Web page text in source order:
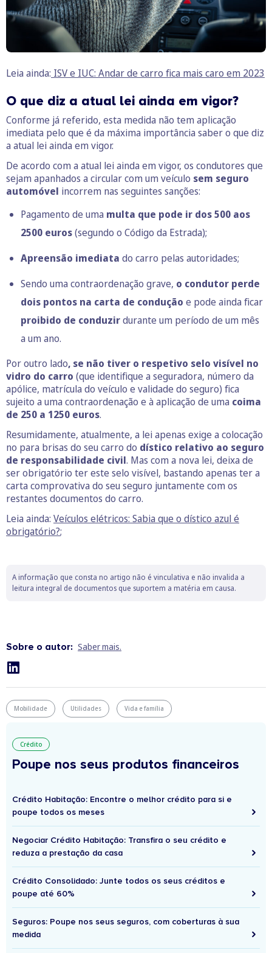
Leia ainda: ISV e IUC: Andar de carro fica mais caro em 2023
O que diz a atual lei ainda em vigor?
Conforme já referido, esta medida não tem aplicação
imediata pelo que é da máxima importância saber o que diz
a atual lei ainda em vigor.
De acordo com a atual lei ainda em vigor, os condutores que
sejam apanhados a circular com um veículo sem seguro
automóvel incorrem nas seguintes sanções:
Pagamento de uma multa que pode ir dos 500 aos
2500 euros(segundo o Código da Estrada);
Apreensão imediata do carro pelas autoridades;
Sendo uma contraordenação grave, o condutor perde
dois pontos na carta de condução e pode ainda ficar
proibido de conduzirdurante um período de um mês
a um ano.
Por outro lado, se não tiver o respetivo selo visível no
vidro do carro (que identifique a seguradora, número da
apólice, matrícula do veículo e validade do seguro) fica
sujeito a uma contraordenação e à aplicação de uma coima
de 250 a 1250 euros.
Resumidamente, atualmente, a lei apenas exige a colocação
no para brisas do seu carro do dístico relativo ao seguro
de responsabilidade civil. Mas com a nova lei, deixa de
ser obrigatório ter este selo visível, bastando apenas ter a
carta comprovativa do seu seguro juntamente com os
restantes documentos do carro.
Leia ainda: Veículos elétricos: Sabia que o dístico azul é
obrigatório?;
A informação que consta no artigo não é vinculativa e não invalida a
leitura integral de documentos que suportem a matéria em causa.
Sobre o autor: Saber mais.
Mobilidade Utilidades Vida e família
Crédito
Poupe nos seus produtos financeiros
Crédito Habitação: Encontre o melhor crédito para si e
poupe todos os meses
Negociar Crédito Habitação: Transfira o seu crédito e
reduza a prestação da casa
Crédito Consolidado: Junte todos os seus créditos e
poupe até 60%
Seguros: Poupe nos seus seguros, com coberturas à sua
medida